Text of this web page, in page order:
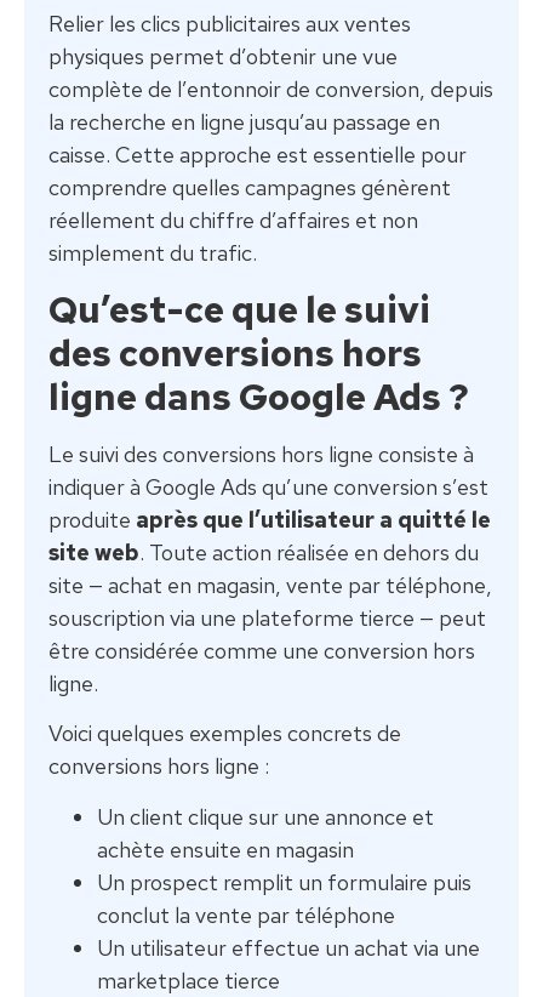
Relier les clics publicitaires aux ventes
physiques permet d’obtenir une vue
complète de l’entonnoir de conversion, depuis
la recherche en ligne jusqu’au passage en
caisse. Cette approche est essentielle pour
comprendre quelles campagnes génèrent
réellement du chiffre d’affaires et non
simplement du trafic.
Qu’est-ce que le suivi
des conversions hors
ligne dans Google Ads ?
Le suivi des conversions hors ligne consiste à
indiquer à Google Ads qu’une conversion s’est
produite après que l’utilisateur a quitté le
site web. Toute action réalisée en dehors du
site — achat en magasin, vente par téléphone,
souscription via une plateforme tierce — peut
être considérée comme une conversion hors
ligne.
Voici quelques exemples concrets de
conversions hors ligne :
Un client clique sur une annonce et
achète ensuite en magasin
Un prospect remplit un formulaire puis
conclut la vente par téléphone
Un utilisateur effectue un achat via une
marketplace tierce